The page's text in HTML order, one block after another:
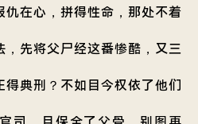
在心，拼得性命，那处不着
先将父尸经这番惨酷，又三
典刑？不如目今权依了他们